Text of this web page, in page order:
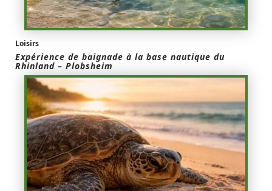
Loisirs
Expérience de baignade à la base nautique du
Rhinland – Plobsheim